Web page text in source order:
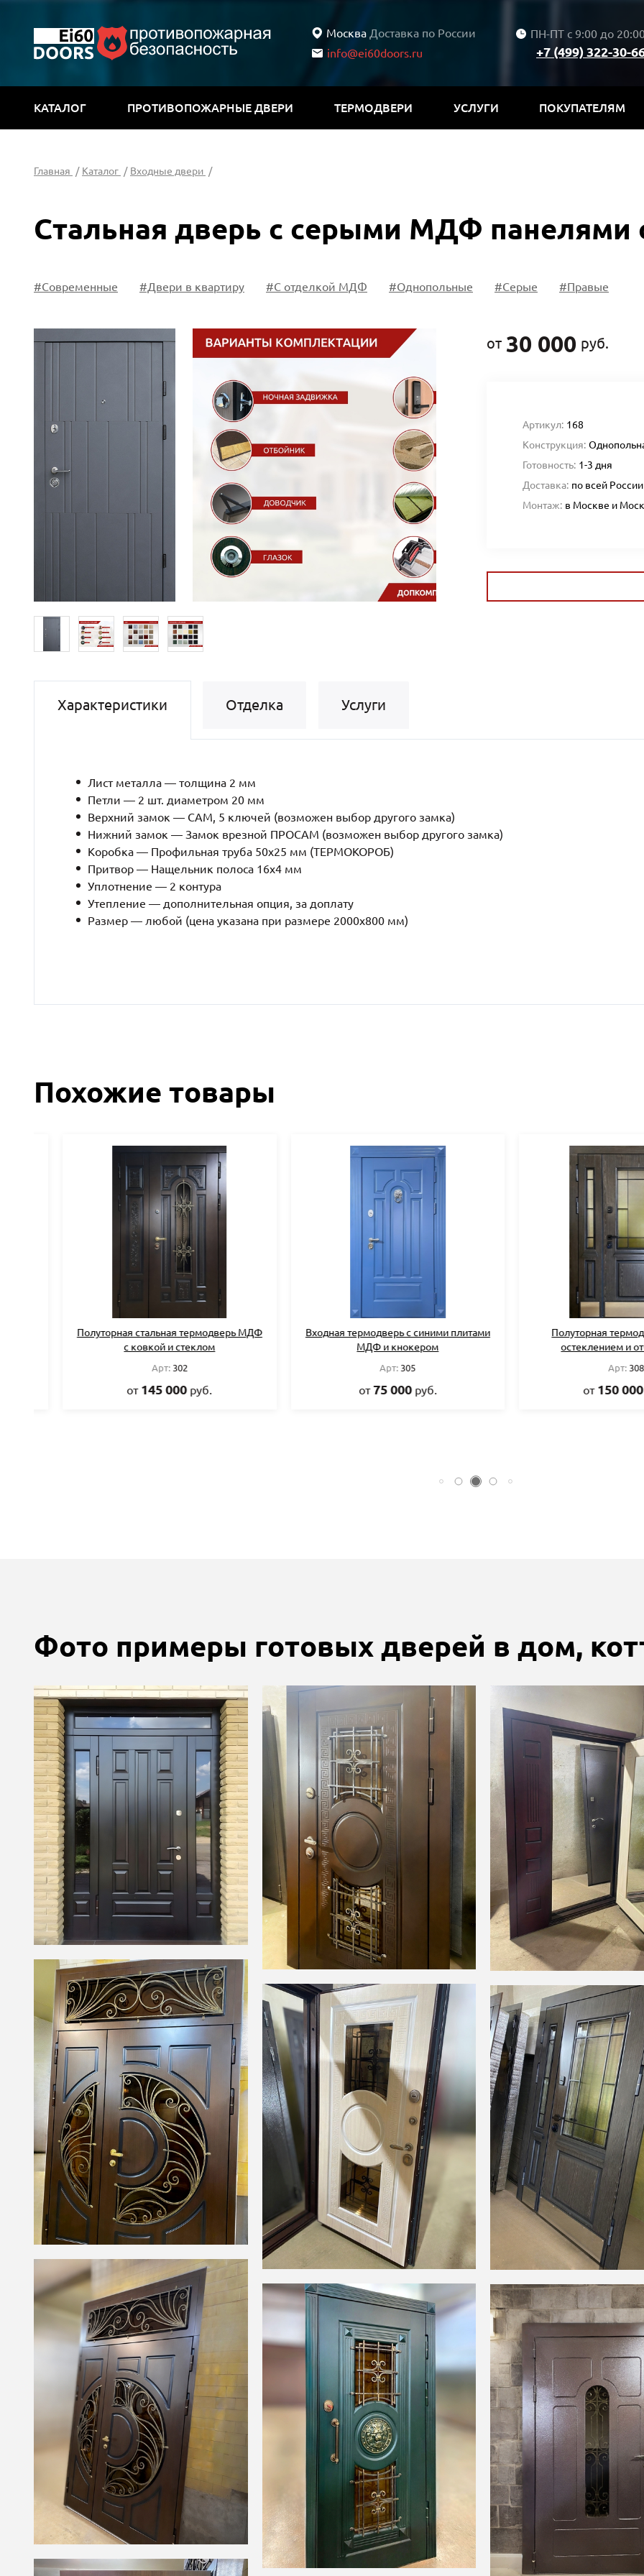
МоскваДоставка по России
info@ei60doors.ru
ПН-ПТ с 9:00 до
+7 (499) 322-30-
КАТАЛОГ ПРОТИВОПОЖАРНЫЕ ДВЕРИ ТЕРМОДВЕРИ УСЛУГИ ПОКУПАТЕЛЯМ
Главная / Каталог / Входные двери /
Стальная дверь с серыми МДФ панелями
#Современные #Двери в квартиру #С отделкой МДФ #Однопольные #Серые #Правые
от 30 000 руб.
Артикул: 168
Конструкция:
Готовность: 1-3 дня
Доставка: по всей России
Монтаж: в Москве и
Характеристики Отделка Услуги
Лист металла — толщина 2 мм
Петли — 2 шт. диаметром 20 мм
Верхний замок — САМ, 5 ключей (возможен выбор другого замка)
Нижний замок — Замок врезной ПРОСАМ (возможен выбор другого замка)
Коробка — Профильная труба 50х25 мм (ТЕРМОКОРОБ)
Притвор — Нащельник полоса 16х4 мм
Уплотнение — 2 контура
Утепление — дополнительная опция, за доплату
Размер — любой (цена указана при размере 2000x800 мм)
Похожие товары
Полуторная стальная термодверь МДФ
с ковкой и стеклом
302
145 000руб.
Входная термодверь с синими плитами
МДФ и кнокером
305
75 000руб.
Полуторная
остеклением и
308
150 000руб.
Фото примеры готовых дверей в дом,